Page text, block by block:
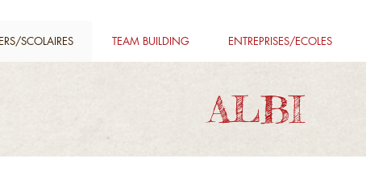
SCOLAIRES TEAM BUILDING ENTREPRISES/ECOLES
ALBI